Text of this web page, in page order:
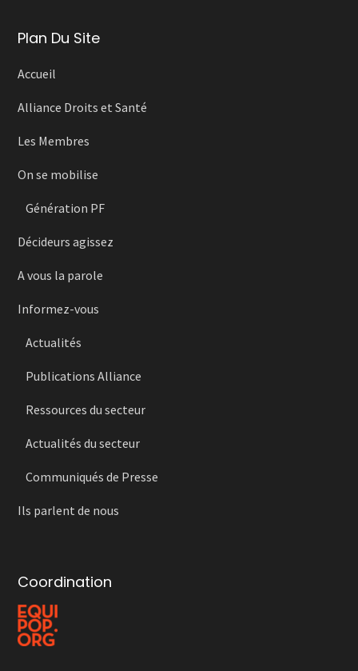
Plan Du Site
Accueil
Alliance Droits et Santé
Les Membres
On se mobilise
Génération PF
Décideurs agissez
A vous la parole
Informez-vous
Actualités
Publications Alliance
Ressources du secteur
Actualités du secteur
Communiqués de Presse
Ils parlent de nous
Coordination